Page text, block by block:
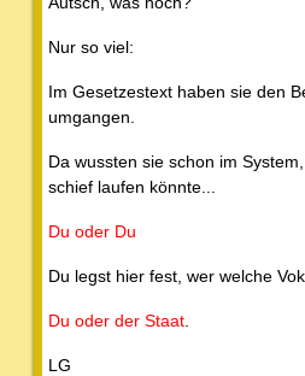
Nur so viel:
Im Gesetzestext haben sie den
umgangen.
Da wussten sie schon im
schief laufen könnte...
Du oder Du
Du legst hier fest, wer welche
Du oder der Staat
LG